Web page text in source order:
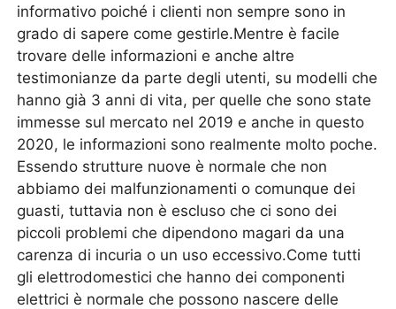
informativo poiché i clienti non sempre sono in
grado di sapere come gestirle.Mentre è facile
trovare delle informazioni e anche altre
testimonianze da parte degli utenti, su modelli che
hanno già 3 anni di vita, per quelle che sono state
immesse sul mercato nel 2019 e anche in questo
2020, le informazioni sono realmente molto poche.
Essendo strutture nuove è normale che non
abbiamo dei malfunzionamenti o comunque dei
guasti, tuttavia non è escluso che ci sono dei
piccoli problemi che dipendono magari da una
carenza di incuria o un uso eccessivo.Come tutti
gli elettrodomestici che hanno dei componenti
elettrici è normale che possono nascere delle